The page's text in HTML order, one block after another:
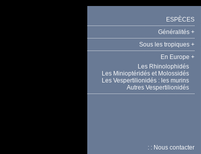
ESPÈCES
Généralités +
Sous les tropiques +
En Europe +
Les Rhinolophidés
Les Minioptéridés et Molossidés
Les Vespertilionidés : les murins
Autres Vespertilionidés
: : Nous contacter